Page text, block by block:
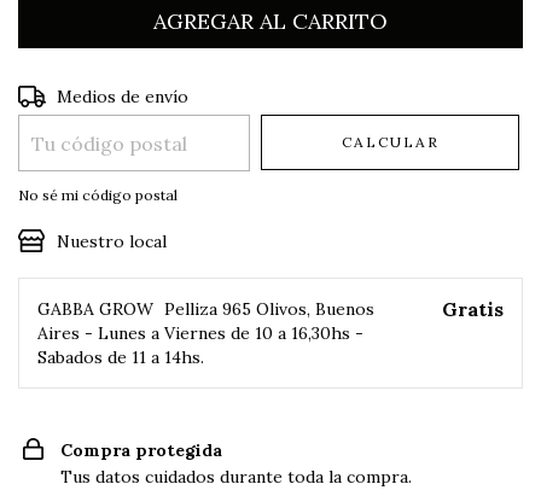
Entregas para el CP:
Medios de envío
CALCULAR
No sé mi código postal
Nuestro local
GABBA GROW Pelliza 965 Olivos, Buenos
Aires - Lunes a Viernes de 10 a 16,30hs -
Sabados de 11 a 14hs.
Gratis
Compra protegida
Tus datos cuidados durante toda la compra.